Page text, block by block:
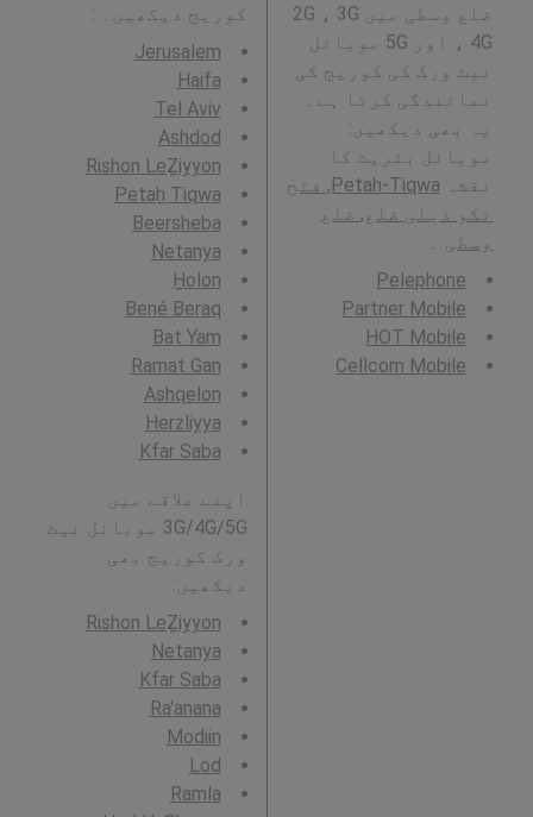
ضلع وسطی میں 2G ، 3G
، 4G اور 5G موبائل
نیٹ ورک کی کوریج کی
نمائندگی کرتا ہے۔
یہ بھی دیکھیں:
موبائل بٹریٹ کا
نقشہ
Petah-Tiqwa, فتح
تکو ذیلی ضلع, ضلع
وسطی
Pelephone
Partner Mobile
HOT Mobile
Cellcom Mobile
کوریج دیکھیں۔ :
Jerusalem
Haifa
Tel Aviv
Ashdod
Rishon LeẔiyyon
Petaẖ Tiqwa
Beersheba
Netanya
H̱olon
Bené Beraq
Bat Yam
Ramat Gan
Ashqelon
Herzliyya
Kfar Saba
اپنے علاقے میں
3G/4G/5G موبائل نیٹ
ورک کوریج بھی
دیکھیں:
Rishon LeẔiyyon
Netanya
Kfar Saba
Ra'anana
Modiin
Lod
Ramla